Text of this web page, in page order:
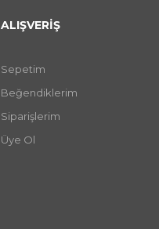
ALIŞVERİŞ
Sepetim
Beğendiklerim
Siparişlerim
Üye Ol